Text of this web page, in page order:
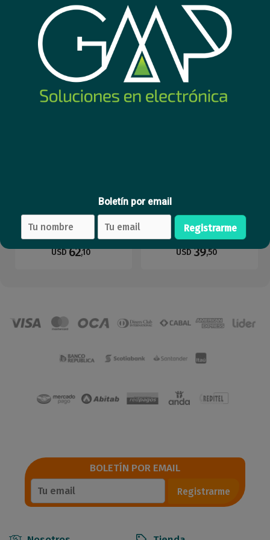
2MP Dual Light bullet
exterior
32,61
2MP turret ColorVu
31,95
Cámara Hikvision Hibrida
3k domo metal con micro
USD62,10
Cámara Hikvision ColorVu
2mp metal
USD39,50
Boletín por email
Registrarme
BOLETÍN POR EMAIL
Registrarme